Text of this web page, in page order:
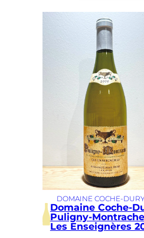
DOMAINE COCHE-
Domaine Coche-
Puligny-
Les Enseignères